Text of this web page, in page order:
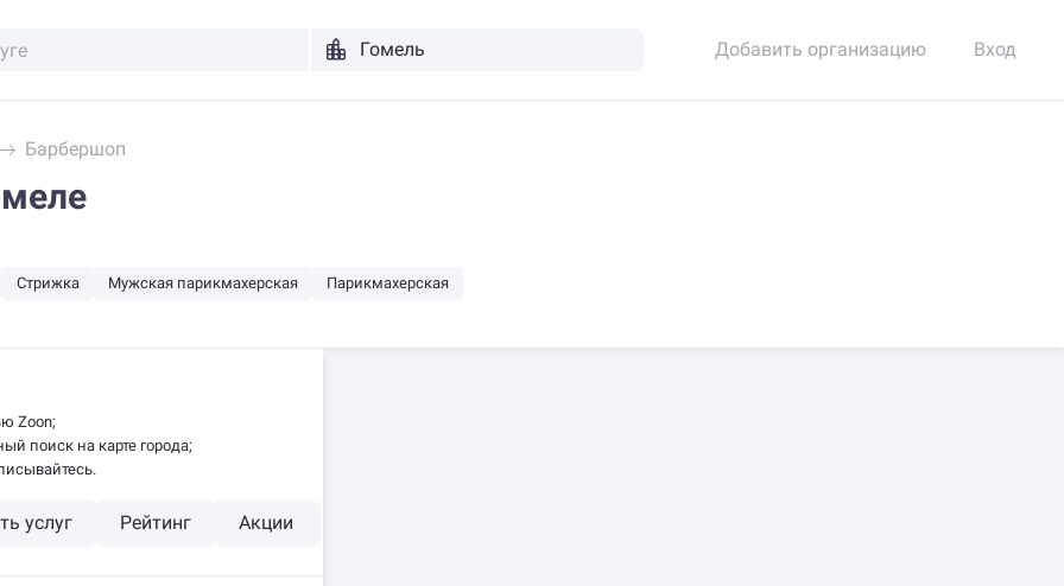
Добавить организацию Вход
Барбершоп
Стрижка Мужская парикмахерская Парикмахерская
Zoon;
поиск на карте города;
услуг Рейтинг Акции